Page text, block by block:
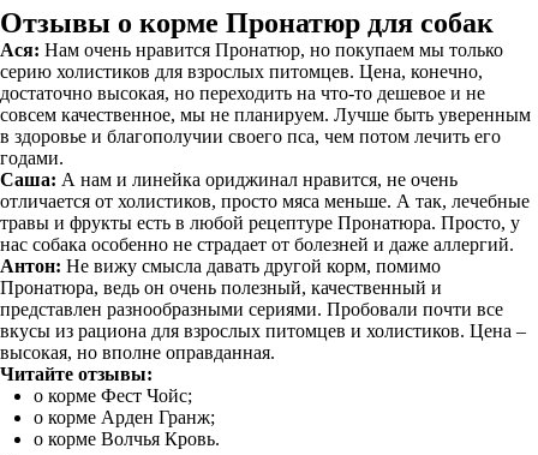
Отзывы о корме Пронатюр для собак
Ася: Нам очень нравится Пронатюр, но покупаем мы только
серию холистиков для взрослых питомцев. Цена, конечно,
достаточно высокая, но переходить на что-то дешевое и не
совсем качественное, мы не планируем. Лучше быть уверенным
в здоровье и благополучии своего пса, чем потом лечить его
годами.
Саша: А нам и линейка ориджинал нравится, не очень
отличается от холистиков, просто мяса меньше. А так, лечебные
травы и фрукты есть в любой рецептуре Пронатюра. Просто, у
нас собака особенно не страдает от болезней и даже аллергий.
Антон: Не вижу смысла давать другой корм, помимо
Пронатюра, ведь он очень полезный, качественный и
представлен разнообразными сериями. Пробовали почти все
вкусы из рациона для взрослых питомцев и холистиков. Цена –
высокая, но вполне оправданная.
Читайте отзывы:
о корме Фест Чойс;
о корме Арден Гранж;
о корме Волчья Кровь.